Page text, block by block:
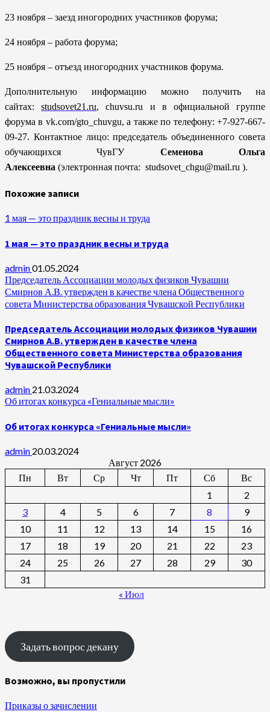
23 ноября – заезд иногородних участников форума;
24 ноября – работа форума;
25 ноября – отъезд иногородних участников форума.
Дополнительную информацию можно получить на
сайтах:studsovet21.ru, chuvsu.ru и в официальной группе
форума в vk.com/gto_chuvgu, а также по телефону: +7-927-667-
09-27. Контактное лицо: председатель объединенного совета
обучающихся ЧувГУСеменова Ольга
Алексеевна (электронная почта: studsovet_chgu@mail.ru ).
Похожие записи
1 мая — это праздник весны и труда
1 мая — это праздник весны и труда
admin01.05.2024
Председатель Ассоциации молодых физиков Чувашии
Смирнов А.В. утвержден в качестве члена Общественного
совета Министерства образования Чувашской Республики
Председатель Ассоциации молодых физиков Чувашии
Смирнов А.В. утвержден в качестве члена
Общественного совета Министерства образования
Чувашской Республики
admin 21.03.2024
Об итогах конкурса «Гениальные мысли»
Об итогах конкурса «Гениальные мысли»
admin 20.03.2024
Август 2026
Пн
Вт Ср Чт Пт Сб
Вс
1
2
3
4 5 6 7 8
9
10
11 12 13 14 15
16
17
18 19 20 21 22
23
24
25 26 27 28 29
30
31
« Июл
Задать вопрос декану
Возможно, вы пропустили
Приказы о зачислении